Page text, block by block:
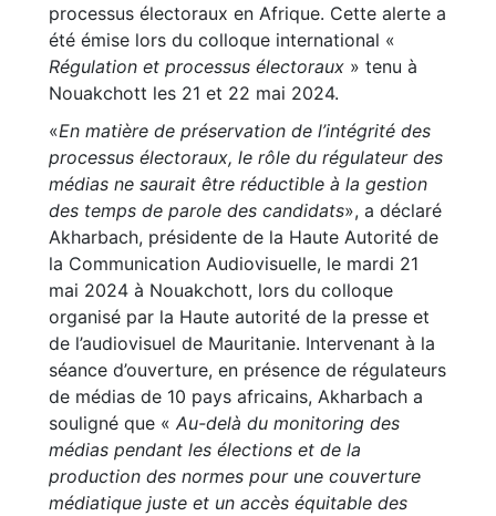
processus électoraux en Afrique. Cette alerte a
été émise lors du colloque international «
Régulation et processus électoraux » tenu à
Nouakchott les 21 et 22 mai 2024.
«En matière de préservation de l’intégrité des
processus électoraux, le rôle du régulateur des
médias ne saurait être réductible à la gestion
des temps de parole des candidats», a déclaré
Akharbach, présidente de la Haute Autorité de
la Communication Audiovisuelle, le mardi 21
mai 2024 à Nouakchott, lors du colloque
organisé par la Haute autorité de la presse et
de l’audiovisuel de Mauritanie. Intervenant à la
séance d’ouverture, en présence de régulateurs
de médias de 10 pays africains, Akharbach a
souligné que « Au-delà du monitoring des
médias pendant les élections et de la
production des normes pour une couverture
médiatique juste et un accès équitable des